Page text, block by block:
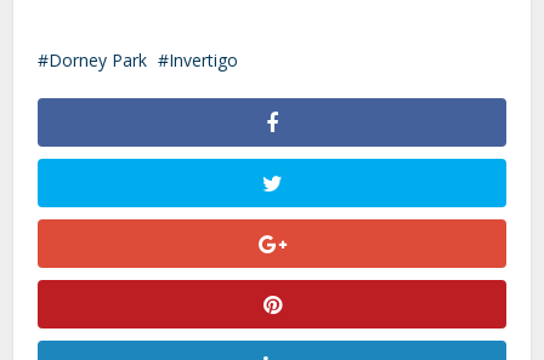
Dorney Park Invertigo